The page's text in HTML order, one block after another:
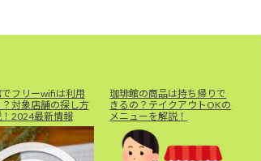
でフリーwifiは利用
対象店舗の探し方
！2024最新情報
珈琲館の商品は持ち帰りで
きるの？テイクアウトOKの
メニューを解説！